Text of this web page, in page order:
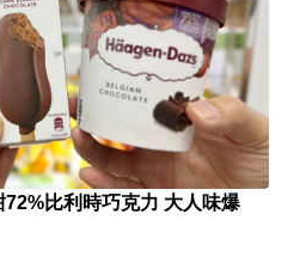
比利時巧克力 大人味爆